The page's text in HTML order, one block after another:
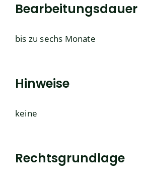
Bearbeitungsdauer
bis zu sechs Monate
Hinweise
keine
Rechtsgrundlage